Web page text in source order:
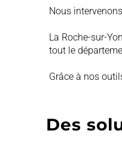
Nous
La Roche-sur-
tout le
Grâce à nos
Des